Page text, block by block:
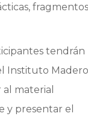
fragmentos
tendrán
Instituto Madero
material
y presentar el